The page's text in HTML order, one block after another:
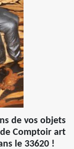
de vos objets
Comptoir art
le 33620 !